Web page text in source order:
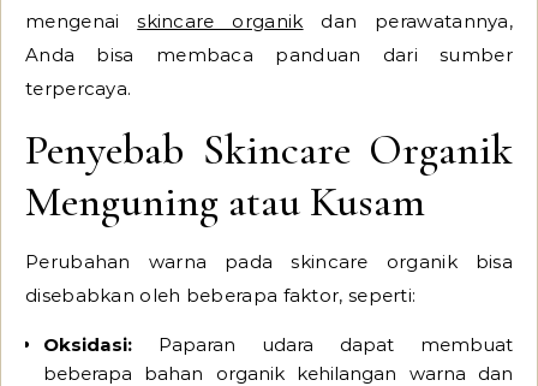
mengenaiskincare organik dan perawatannya,
Anda bisa membaca panduan dari sumber
terpercaya.
Penyebab Skincare Organik
Menguning atau Kusam
Perubahan warna pada skincare organik bisa
disebabkan oleh beberapa faktor, seperti:
Oksidasi: Paparan udara dapat membuat
beberapa bahan organik kehilangan warna dan